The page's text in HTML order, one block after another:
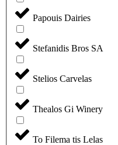
Papouis Dairies
Stefanidis Bros SA
Stelios Carvelas
Thealos Gi Winery
To Filema tis Lelas